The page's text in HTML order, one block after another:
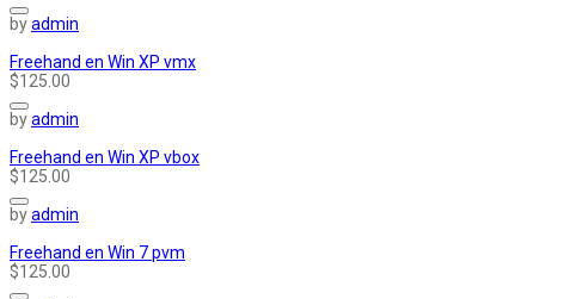
byadmin
Freehand en Win XP vmx
$125.00
byadmin
Freehand en Win XP vbox
$125.00
byadmin
Freehand en Win 7 pvm
$125.00